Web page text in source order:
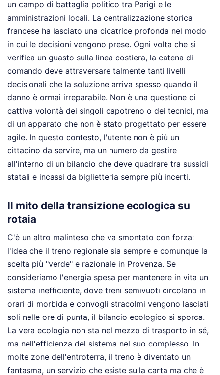
un campo di battaglia politico tra Parigi e le
amministrazioni locali. La centralizzazione storica
francese ha lasciato una cicatrice profonda nel modo
in cui le decisioni vengono prese. Ogni volta che si
verifica un guasto sulla linea costiera, la catena di
comando deve attraversare talmente tanti livelli
decisionali che la soluzione arriva spesso quando il
danno è ormai irreparabile. Non è una questione di
cattiva volontà dei singoli capotreno o dei tecnici, ma
di un apparato che non è stato progettato per essere
agile. In questo contesto, l'utente non è più un
cittadino da servire, ma un numero da gestire
all'interno di un bilancio che deve quadrare tra sussidi
statali e incassi da biglietteria sempre più incerti.
Il mito della transizione ecologica su
rotaia
C'è un altro malinteso che va smontato con forza:
l'idea che il treno regionale sia sempre e comunque la
scelta più "verde" e razionale in Provenza. Se
consideriamo l'energia spesa per mantenere in vita un
sistema inefficiente, dove treni semivuoti circolano in
orari di morbida e convogli stracolmi vengono lasciati
soli nelle ore di punta, il bilancio ecologico si sporca.
La vera ecologia non sta nel mezzo di trasporto in sé,
ma nell'efficienza del sistema nel suo complesso. In
molte zone dell'entroterra, il treno è diventato un
fantasma, un servizio che esiste sulla carta ma che è